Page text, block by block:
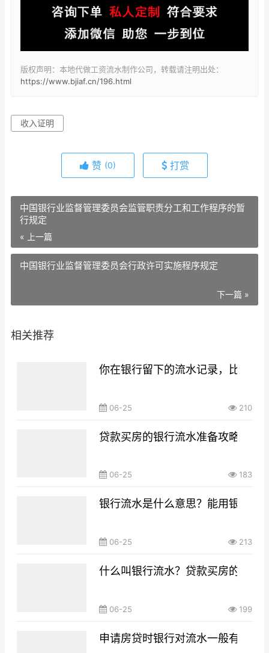
版权声明：本地代做工资流水制作公司，转载请注明出处：
https://www.bjiaf.cn/196.html
收入证明
赞 (0) 打赏
中国银行业监督管理委员会监管职责分工和工作程序的暂
行规定
« 上一篇
中国银行业监督管理委员会行政许可实施程序规定
下一篇 »
相关推荐
你在银行留下的流水记录，比你想
06-25 210
贷款买房的银行流水准备攻略，你
06-25 183
银行流水是什么意思？能用银行流
06-25 213
什么叫银行流水？贷款买房的银行
06-25 199
申请房贷时银行对流水一般有什么